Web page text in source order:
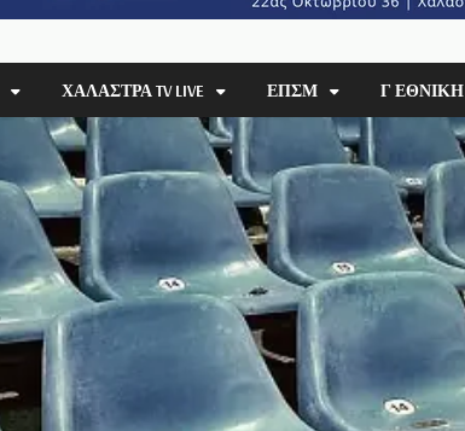
ΧΑΛΆΣΤΡΑ TV LIVE ΕΠΣΜ Γ ΕΘΝΙΚΗ